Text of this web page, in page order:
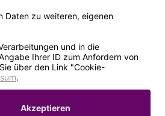
Erklärung zur Barrierefreiheit